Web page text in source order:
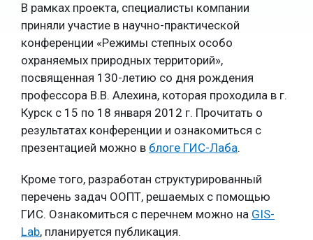
В рамках проекта, специалисты компании
приняли участие в научно-практической
конференции «Режимы степных особо
охраняемых природных территорий»,
посвященная 130-летию со дня рождения
профессора В.В. Алехина, которая проходила в г.
Курск с 15 по 18 января 2012 г. Прочитать о
результатах конференции и ознакомиться с
презентацией можно в блоге ГИС-Лаба.
Кроме того, разработан структурированный
перечень задач ООПТ, решаемых с помощью
ГИС. Ознакомиться с перечнем можно на GIS-
Lab, планируется публикация.